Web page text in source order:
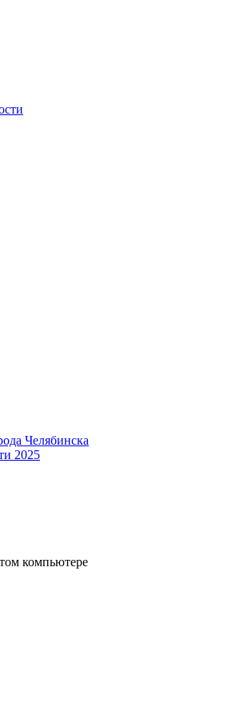
Челябинска
2025
компьютере